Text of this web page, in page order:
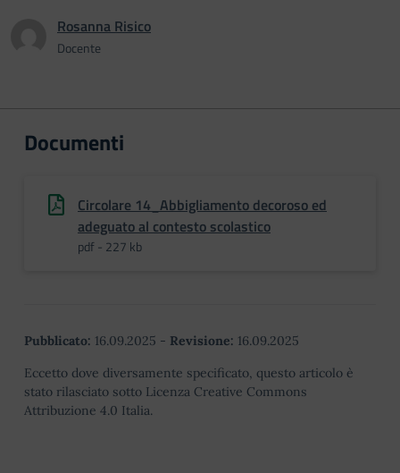
Rosanna Risico
Docente
Documenti
Circolare 14_Abbigliamento decoroso ed
adeguato al contesto scolastico
pdf - 227 kb
Pubblicato: 16.09.2025 - Revisione: 16.09.2025
Eccetto dove diversamente specificato, questo articolo è
stato rilasciato sotto Licenza Creative Commons
Attribuzione 4.0 Italia.